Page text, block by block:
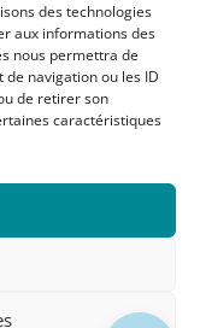
des technologies
aux informations des
nous permettra de
navigation ou les ID
de retirer son
caractéristiques
sur les
ou
le
le site.
Tous droits